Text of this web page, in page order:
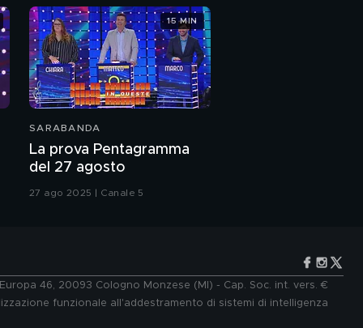
SARABANDA
La prova Pentagramma
del 27 agosto
27 ago 2025 | Canale 5
15 MIN
46, 20093 Cologno Monzese (MI) - Cap. Soc. int. vers. €
funzionale all'addestramento di sistemi di intelligenza